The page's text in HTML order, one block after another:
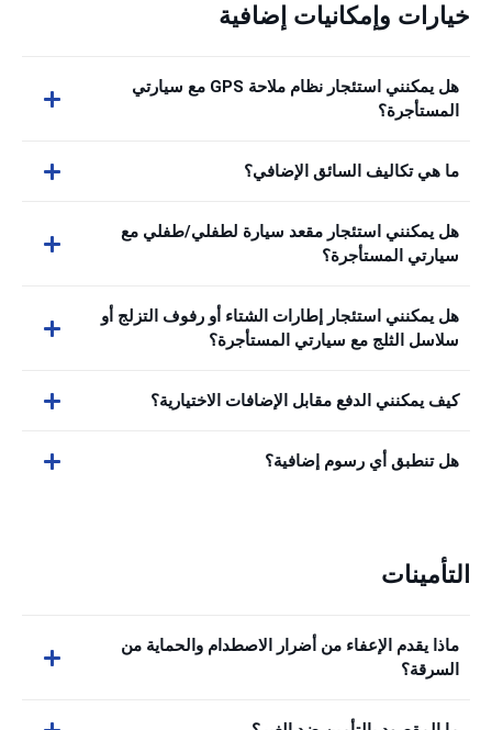
خيارات وإمكانيات إضافية
هل يمكنني استئجار نظام ملاحة GPS مع سيارتي
المستأجرة؟
ما هي تكاليف السائق الإضافي؟
هل يمكنني استئجار مقعد سيارة لطفلي/طفلي مع
سيارتي المستأجرة؟
هل يمكنني استئجار إطارات الشتاء أو رفوف التزلج أو
سلاسل الثلج مع سيارتي المستأجرة؟
كيف يمكنني الدفع مقابل الإضافات الاختيارية؟
هل تنطبق أي رسوم إضافية؟
التأمينات
ماذا يقدم الإعفاء من أضرار الاصطدام والحماية من
السرقة؟